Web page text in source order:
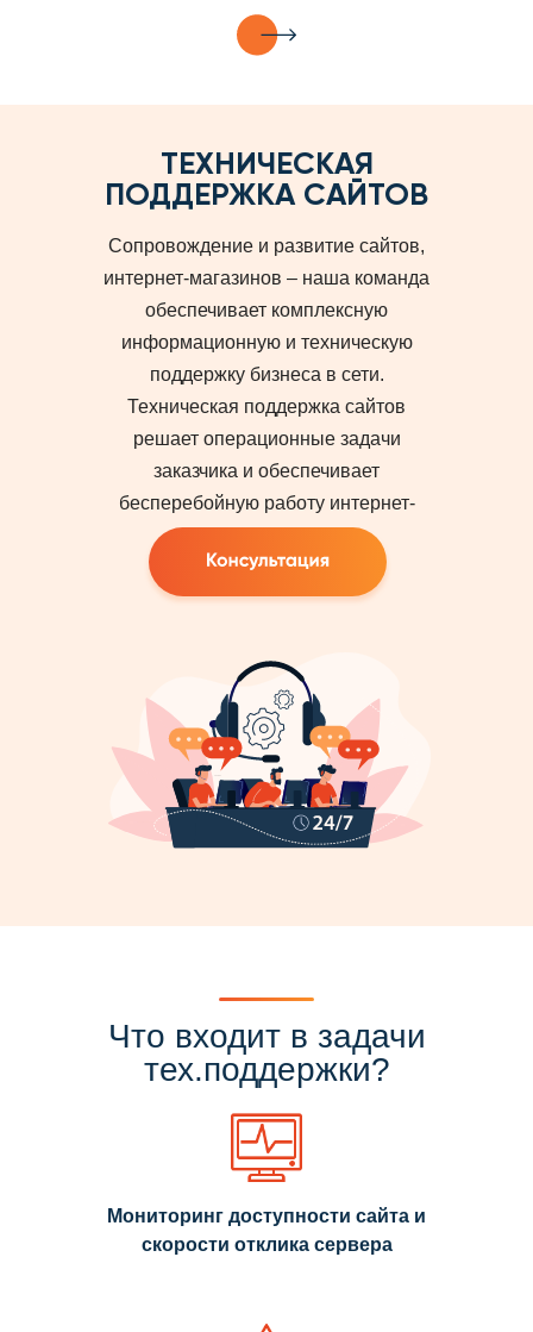
ТЕХНИЧЕСКАЯ
ПОДДЕРЖКА САЙТОВ
Сопровождение и развитие сайтов,
интернет-магазинов – наша команда
обеспечивает комплексную
информационную и техническую
поддержку бизнеса в сети.
Техническая поддержка сайтов
решает операционные задачи
заказчика и обеспечивает
бесперебойную работу интернет-
Что входит в задачи
тех.поддержки?
Мониторинг доступности сайта и
скорости отклика сервера